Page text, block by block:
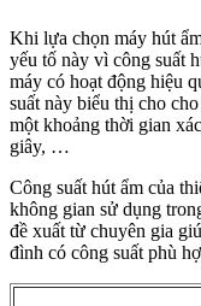
Khi lựa chọn máy hút
yếu tố này vì công suất
máy có hoạt động hiệu
suất này biểu thị cho
một khoảng thời gian
giây, …
Công suất hút ẩm của
không gian sử dụng
đề xuất từ chuyên gia
đình có công suất phù